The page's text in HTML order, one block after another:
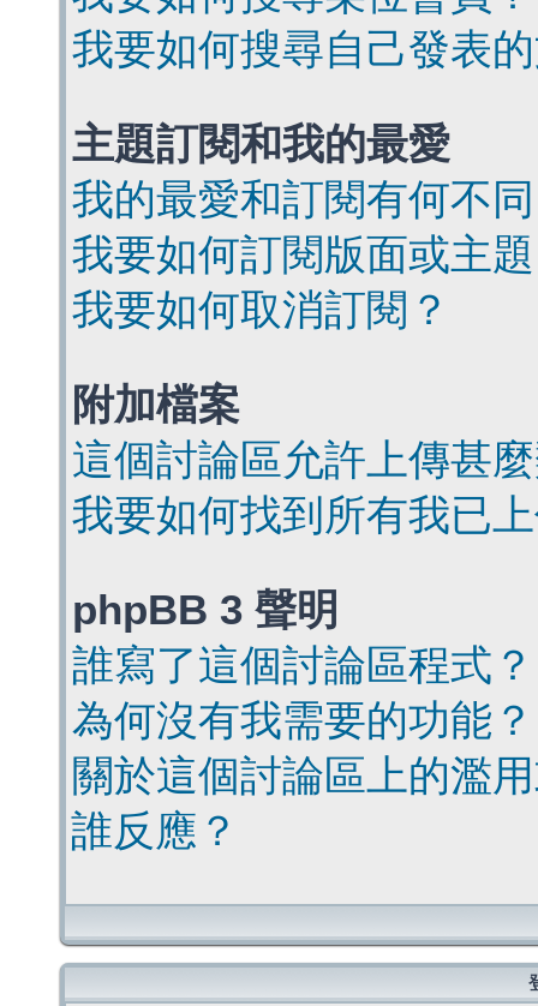
我要如何搜尋自己發表
主題訂閱和我的最愛
我的最愛和訂閱有何不
我要如何訂閱版面或主
我要如何取消訂閱？
附加檔案
這個討論區允許上傳甚
我要如何找到所有我已
phpBB 3 聲明
誰寫了這個討論區程式？
為何沒有我需要的功能？
關於這個討論區上的濫
誰反應？